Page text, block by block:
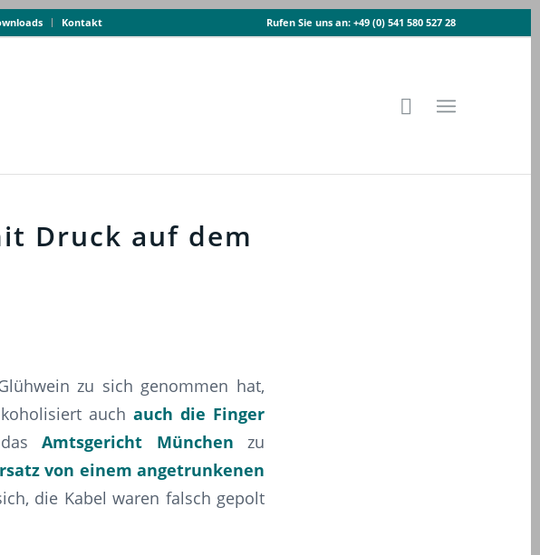
Kontakt Rufen Sie uns an: +49 (0) 541 580 527 28
Druck auf dem
zu sich genommen hat,
auch auch die Finger
dasAmtsgericht München zu
von einem angetrunkenen
die Kabel waren falsch gepolt